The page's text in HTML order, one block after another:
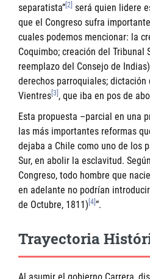
separatista” [2] será quien lidere
que el Congreso sufra
cuales podemos mencionar: la
Coquimbo; creación del Tribunal
reemplazo del Consejo de
derechos parroquiales;
Vientres [3] , que iba en pos de
Esta propuesta –parcial en una
las más importantes reformas
dejaba a Chile como uno de los
Sur, en abolir la esclavitud.
Congreso, todo hombre que
en adelante no podrían
de Octubre, 1811) [4] ”.
Trayectoria